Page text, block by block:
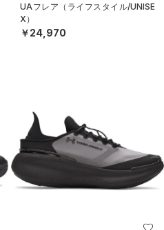
UAフレア（ライフスタイル/UNISE
X）
￥24,970